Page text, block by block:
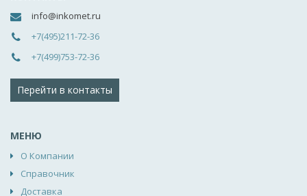
info@inkomet.ru
+7(495)211-72-36
+7(499)753-72-36
Перейти в контакты
МЕНЮ
О Компании
Справочник
Доставка